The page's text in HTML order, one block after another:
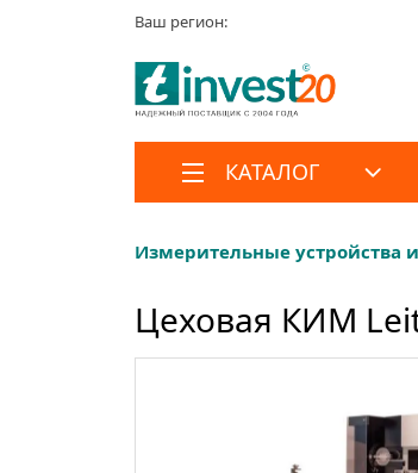
Ваш регион:
КАТАЛОГ
Измерительные устройства
Цеховая КИМ